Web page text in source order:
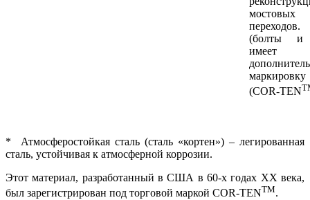
мостовых
(болты и
имеет
(COR-TEN
* Атмосферостойкая сталь (сталь «кортен») – легированная
сталь, устойчивая к атмосферной коррозии.
Этот материал, разработанный в США в 60-х годах ХХ века,
был зарегистрирован под торговой маркой COR-TENTM.